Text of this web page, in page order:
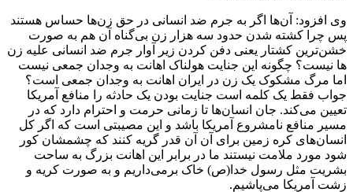
وی افزود: آن‌ها اگر به جرم ضد انسانی در حق زن‌ها حساس هستند
پس چرا کشته شدن حدود سه هزار زن بی‌گناه آن هم به صورت
خشن‌ترین کشتار یعنی دفن کردن زیر آوار جرم ضد انسانی علیه زن
ها نیست؟ چگونه این جنایت هولناک اهانت به وجدان جمعی نیست
اما مرگ مشکوک یک زن در ایران اهانت به وجدان جمعی است؟
جواب فقط یک کلمه است جنایت بودن یک حادثه را منافع آمریکا
تعیین می‌کند. جان انسان‌ها تا زمانی حرمت و احترام دارد که در
مسیر منافع نامشروع آمریکا باشد و این مصیبتی است که اگر کل
انسان‌های کره زمین برای آن آن قدر گریه کنند که چشمشان کور
شود مورد ملامت نیستند ما در برابر این اهانت بزرگ به ساحت
بشریت مثل رسول خدا(ص) خاک برمی‌داریم و به صورت کریه و
زشت آمریکا می‌پاشیم.